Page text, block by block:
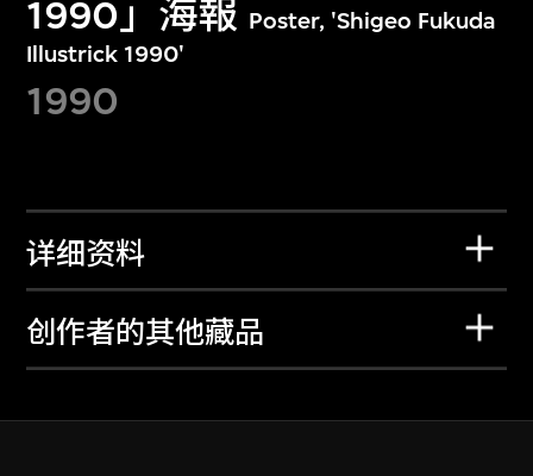
1990」海報 Poster, 'Shigeo Fukuda
Illustrick 1990'
1990
详细资料
创作者的其他藏品